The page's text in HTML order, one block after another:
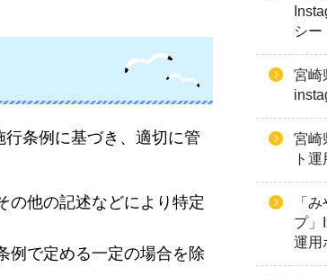
条例に基づき、適切に管
の他の記述などにより特定
例で定める一定の場合を除
シー
宮崎
宮崎
ト
「
プ」
運用